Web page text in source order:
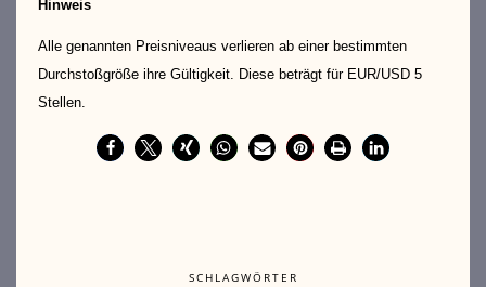
Hinweis
Alle genannten Preisniveaus verlieren ab einer bestimmten
Durchstoßgröße ihre Gültigkeit. Diese beträgt für EUR/USD 5
Stellen.
SCHLAGWÖRTER